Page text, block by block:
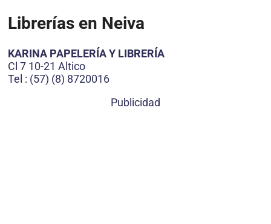
Librerías en Neiva
KARINA PAPELERÍA Y LIBRERÍA
Cl 7 10-21 Altico
Tel : (57) (8) 8720016
Publicidad